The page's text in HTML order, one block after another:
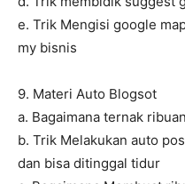
e. Trik Mengisi google
my bisnis
9. Materi Auto Blogsot
a. Bagaimana ternak
b. Trik Melakukan auto
dan bisa ditinggal tidur